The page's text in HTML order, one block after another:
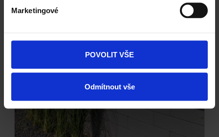
Marketingové
POVOLIT VŠE
Odmítnout vše
Next